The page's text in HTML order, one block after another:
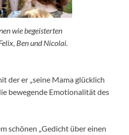
wie begeisterten
Ben und Nicolai.
der er „seine Mama glücklich
bewegende Emotionalität des
schönen „Gedicht über einen